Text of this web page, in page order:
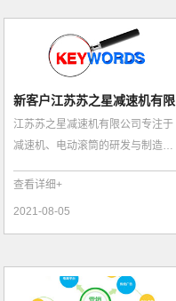
新客户江苏苏之星减速机有限
公司网站上线...
江苏苏之星减速机有限公司专注于
减速机、电动滚筒的研发与制造。
减速机、行...
查看详细+
2021-08-05